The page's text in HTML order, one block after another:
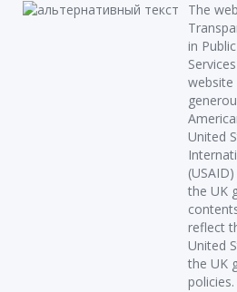
The
in
website
United
the UK
reflect
United
the UK
policies.